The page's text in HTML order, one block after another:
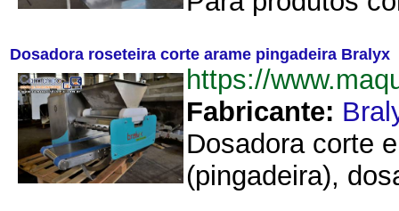
Dosadora roseteira corte arame pingadeira Bralyx
https://
Fabricante:
Dosadora corte
(pingadeira),